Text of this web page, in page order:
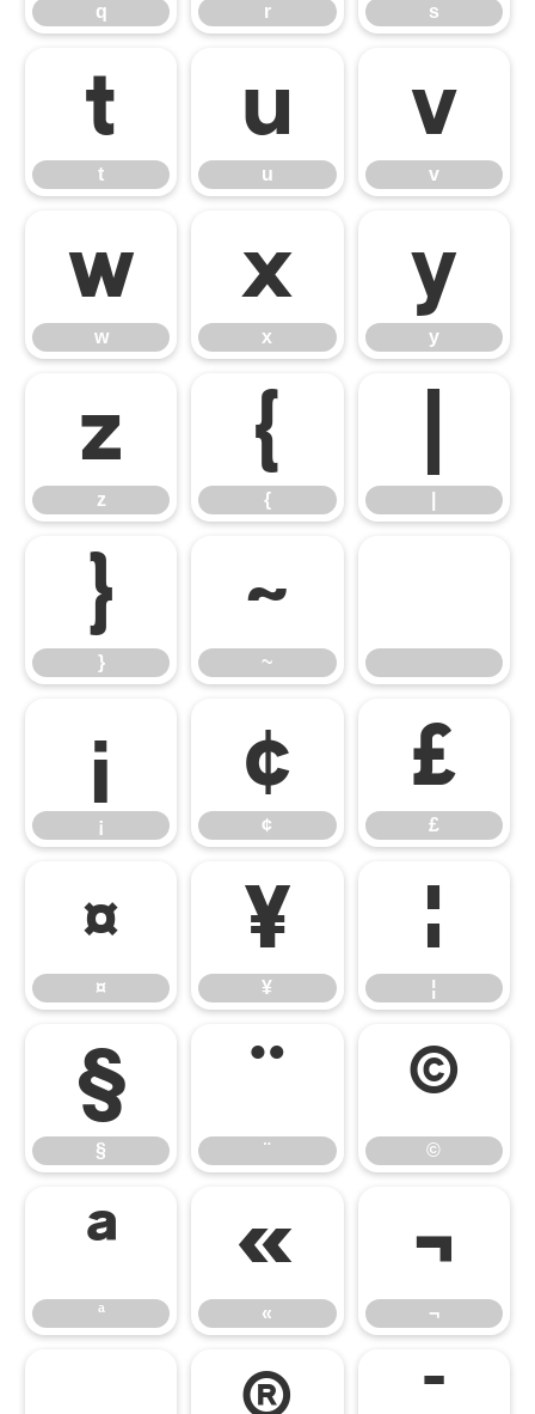
q r s
t
t
u
u
v
v
w
w
x
x
y
y
z
z
{
{
}
}
~
~
¡
¡
¢
¢
£
£
¤
¤
¥
¥
¦
¦
§
§
¨
¨
©
©
ª
ª
«
«
¬
¬